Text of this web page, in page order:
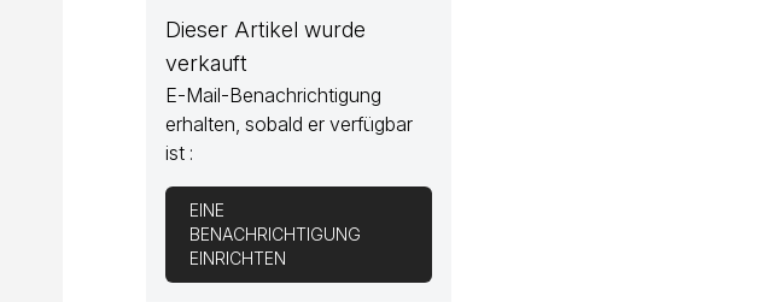
Dieser Artikel wurde
verkauft
E-Mail-Benachrichtigung
erhalten, sobald er verfügbar
ist :
EINE
BENACHRICHTIGUNG
EINRICHTEN